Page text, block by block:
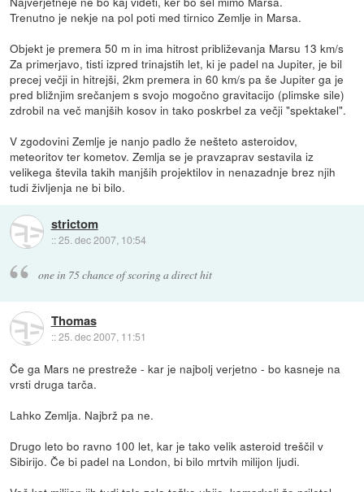
Trenutno je nekje na pol poti med tirnico Zemlje in Marsa.
Objekt je premera 50 m in ima hitrost približevanja Marsu 13 km/s
Za primerjavo, tisti izpred trinajstih let, ki je padel na Jupiter, je bil
precej večji in hitrejši, 2km premera in 60 km/s pa še Jupiter ga je
pred bližnjim srečanjem s svojo mogočno gravitacijo (plimske sile)
zdrobil na več manjših kosov in tako poskrbel za večji "spektakel".
V zgodovini Zemlje je nanjo padlo že nešteto asteroidov,
meteoritov ter kometov. Zemlja se je pravzaprav sestavila iz
velikega števila takih manjših projektilov in nenazadnje brez njih
tudi življenja ne bi bilo.
strictom
::25. dec 2007, 10:54
one in 75 chance of scoring a direct hit
Thomas
::25. dec 2007, 11:51
Če ga Mars ne prestreže - kar je najbolj verjetno - bo kasneje na
vrsti druga tarča.
Lahko Zemlja. Najbrž pa ne.
Drugo leto bo ravno 100 let, kar je tako velik asteroid treščil v
Sibirijo. Če bi padel na London, bi bilo mrtvih milijon ljudi.